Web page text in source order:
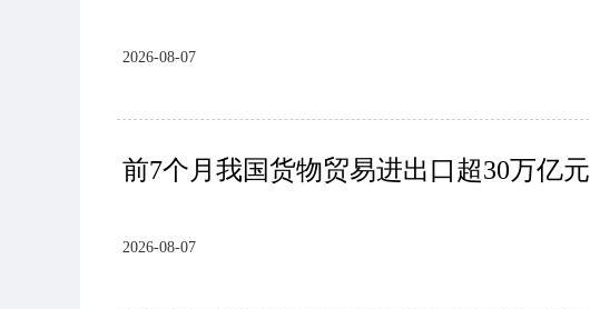
2026-08-07
前7个月我国货物贸易进出口超30万亿元
2026-08-07